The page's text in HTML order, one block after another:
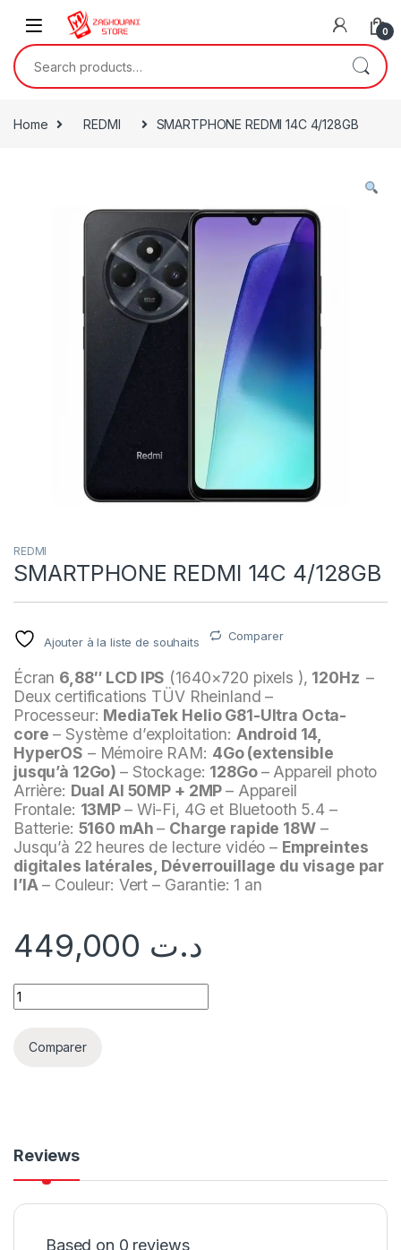
0
Home REDMI SMARTPHONE REDMI 14C 4/128GB
REDMI
SMARTPHONE REDMI 14C 4/128GB
Ajouter à la liste de souhaits Comparer
Écran 6,88″ LCD IPS (1640×720 pixels ), 120Hz–
Deux certifications TÜV Rheinland –
Processeur: MediaTek Helio G81-Ultra Octa-
core – Système d’exploitation: Android 14,
HyperOS – Mémoire RAM: 4Go (extensible
jusqu’à 12Go)– Stockage: 128Go– Appareil photo
Arrière: Dual AI 50MP + 2MP– Appareil
Frontale: 13MP– Wi-Fi, 4G et Bluetooth 5.4 –
Batterie: 5160 mAh– Charge rapide 18W–
Jusqu’à 22 heures de lecture vidéo – Empreintes
digitales latérales, Déverrouillage du visage par
l’IA– Couleur: Vert – Garantie: 1 an
د.ت
Comparer
Reviews
Based on 0 reviews